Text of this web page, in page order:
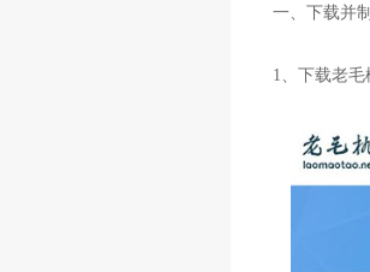
一、下载并
1、下载老